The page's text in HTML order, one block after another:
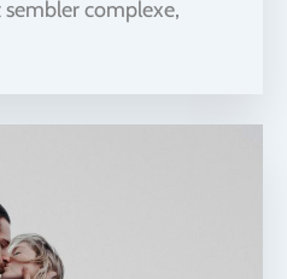
complexe,